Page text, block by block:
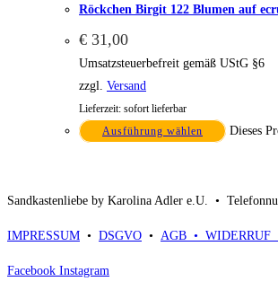
Röckchen Birgit 122 Blumen auf
€ 31,00
Umsatzsteuerbefreit gemäß UStG §6
zzgl. Versand
Lieferzeit: sofort lieferbar
Ausführung wählen Dieses
Sandkastenliebe by Karolina Adler e.U. •
IMPRESSUM • DSGVO • AGB • WIDERRUF
Facebook Instagram